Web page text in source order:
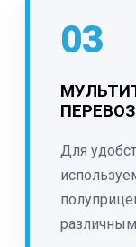
03
Для